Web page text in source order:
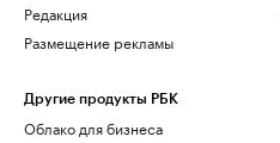
Редакция
Размещение рекламы
Другие продукты РБК
Облако для бизнеса